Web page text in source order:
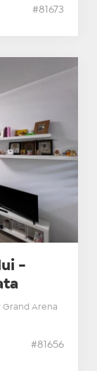
#81673
-
Grand Arena
#81656